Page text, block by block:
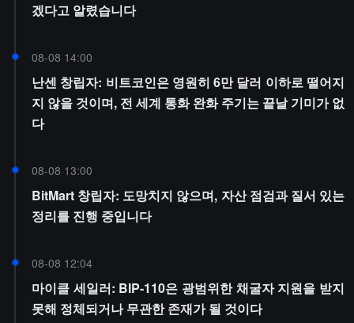
겠다고 알렸습니다
08-08 14:00
난센 창립자: 비트코인은 영원히 6만 달러 이하로 떨어지
지 않을 것이며, 전 세계 통화 완화 주기는 끝날 기미가 없
다
08-08 13:00
BitMart 창립자: 도망치지 않으며, 자산 점검과 질서 있는
정리를 진행 중입니다
08-08 12:04
마이클 세일러: BIP-110은 광범위한 채굴자 지원을 받지
못해 정체되거나 무관한 존재가 될 것이다